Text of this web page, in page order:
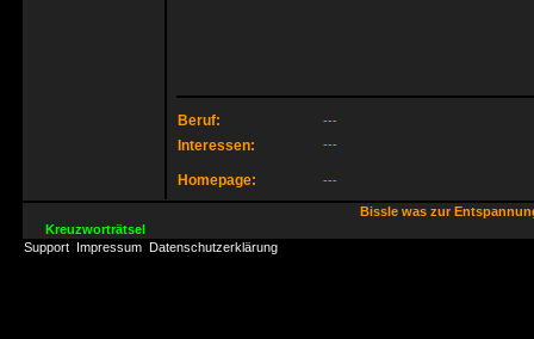
Beruf: ---
Interessen: ---
Homepage: ---
Bissle was zur
Kreuzworträtsel
Support Impressum Datenschutzerklärung